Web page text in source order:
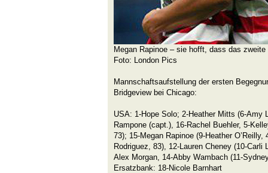
Megan Rapinoe – sie hofft, dass das
Foto: London Pics
Mannschaftsaufstellung der ersten
Bridgeview bei Chicago:
USA: 1-Hope Solo; 2-Heather Mitts (6-Amy
Rampone (capt.), 16-Rachel Buehler, 5-
73); 15-Megan Rapinoe (9-Heather
Rodriguez, 83), 12-Lauren Cheney (10-Carli
Alex Morgan, 14-Abby Wambach (11-
Ersatzbank: 18-Nicole Barnhart